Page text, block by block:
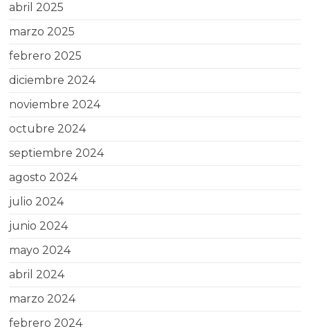
abril 2025
marzo 2025
febrero 2025
diciembre 2024
noviembre 2024
octubre 2024
septiembre 2024
agosto 2024
julio 2024
junio 2024
mayo 2024
abril 2024
marzo 2024
febrero 2024